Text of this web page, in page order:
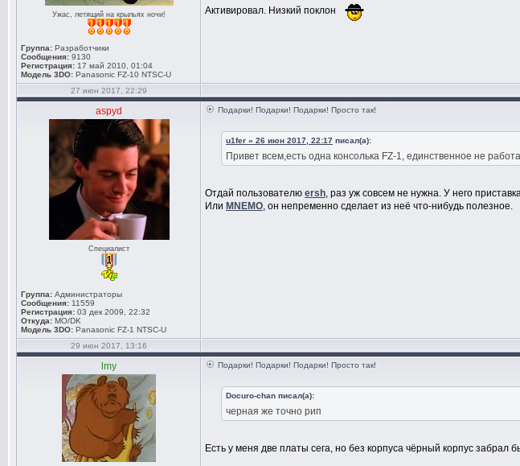
Ужас, летящий на крыльях ночи!
Группа: Разработчики
Сообщения: 9130
Регистрация: 17 май 2010, 01:04
Модель 3DO: Panasonic FZ-10 NTSC-U
Активировал. Низкий поклон
27 июн 2017, 22:29
aspyd
Специалист
Группа: Администраторы
Сообщения: 11559
Регистрация: 03 дек 2009, 22:32
Откуда: MO/DK
Модель 3DO: Panasonic FZ-1 NTSC-U
Подарки! Подарки! Подарки! Просто так!
u1fer » 26 июн 2017, 22:17 писал(а):
Привет всем,есть одна консолька FZ-1, единственное не
Отдай пользователю ersh, раз уж совсем не нужна. У него
Или MNEMO, он непременно сделает из неё что-нибудь полезное.
29 июн 2017, 13:16
lmy Подарки! Подарки! Подарки! Просто так!
Docuro-chan писал(а):
черная же точно рип
Есть у меня две платы сега, но без корпуса чёрный корпус забрал